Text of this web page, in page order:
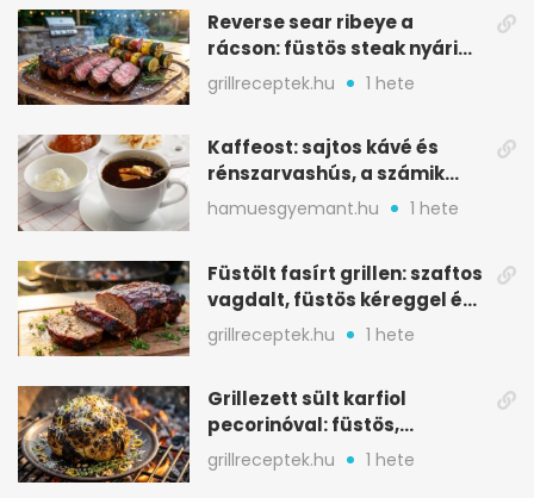
Reverse sear ribeye a
rácson: füstös steak nyári
tökkebabbal
grillreceptek.hu 1 hete
Kaffeost: sajtos kávé és
rénszarvashús, a számik
melegítő itala
hamuesgyemant.hu 1 hete
Füstölt fasírt grillen: szaftos
vagdalt, füstös kéreggel és
BBQ mázzal
grillreceptek.hu 1 hete
Grillezett sült karfiol
pecorinóval: füstös,
karamellizált nyári kedvenc
grillreceptek.hu 1 hete